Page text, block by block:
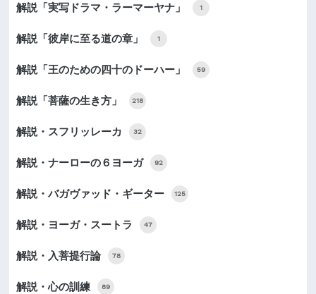
解説「実写ドラマ・ラーマーヤナ」 1
解説「彼岸に至る道の章」 1
解説「王のための四十のドーハー」 59
解説「菩薩の生き方」 218
解説・スフリッレーカ 32
解説・ナーローの６ヨーガ 92
解説・バガヴァッド・ギーター 125
解説・ヨーガ・スートラ 47
解説・入菩提行論 78
解説・心の訓練 89